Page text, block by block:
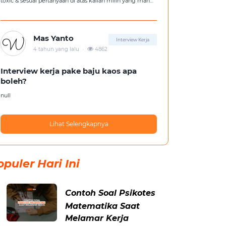
Mas Yanto Interview Kerja
4 tahun yang lalu . 4862
Interview kerja pake baju kaos apa
boleh?
null
Lihat Selengkapnya
Hari Ini
Contoh Soal Psikotes
Matematika Saat
Melamar Kerja